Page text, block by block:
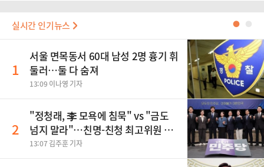
실시간 인기뉴스 ●
1
서울 면목동서 60대 남성 2명 흉기 휘
둘러…둘 다 숨져
13:09 이나영 기자
2
"정청래, 李 모욕에 침묵" vs "금도
넘지 말라"…친명-친청 최고위원 후
보, 제주서 격돌
13:07 김주훈 기자